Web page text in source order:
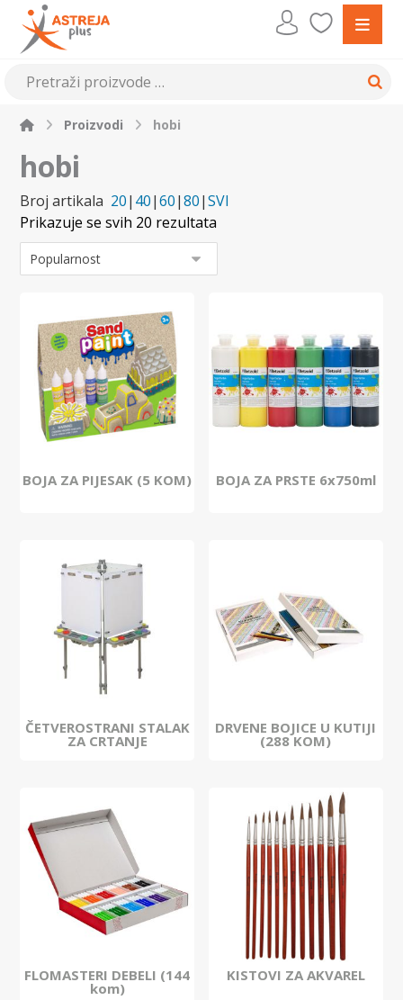
Proizvodi hobi
hobi
Broj artikala 20| 40|60|80|SVI
Prikazuje se svih 20 rezultata
BOJA ZA PIJESAK (5 KOM) BOJA ZA PRSTE 6x750ml
ČETVEROSTRANI STALAK
ZA CRTANJE
DRVENE BOJICE U KUTIJI
(288 KOM)
FLOMASTERI DEBELI (144
kom)
KISTOVI ZA AKVAREL